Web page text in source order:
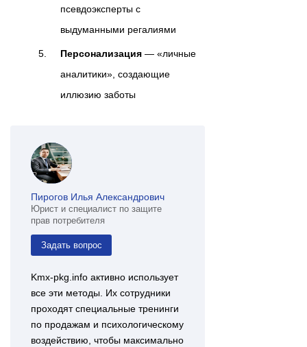
псевдоэксперты с
выдуманными регалиями
Персонализация — «личные
аналитики», создающие
иллюзию заботы
Пирогов Илья Александрович
Юрист и специалист по защите
прав потребителя
Задать вопрос
Kmx-pkg.info активно использует
все эти методы. Их сотрудники
проходят специальные тренинги
по продажам и психологическому
воздействию, чтобы максимально